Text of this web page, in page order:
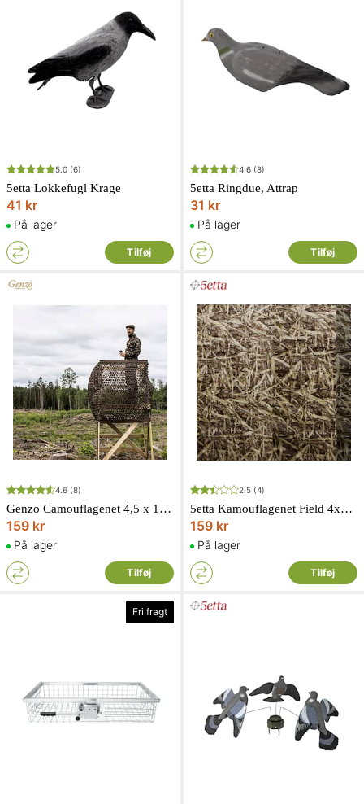
5.0 (6)
5etta Lokkefugl Krage
41 kr
På lager
Tilføj
4.6 (8)
5etta Ringdue, Attrap
31 kr
På lager
Tilføj
4.6 (8)
Genzo Camouflagenet 4,5 x 1,5 m
159 kr
På lager
Tilføj
2.5 (4)
5etta Kamouflagenet Field 4x1,5 m
159 kr
På lager
Tilføj
Fri fragt